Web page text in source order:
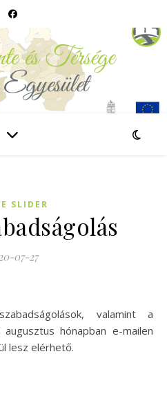
SLIDER
07-27
valamint a
hónapban e-mailen
lesz elérhető.